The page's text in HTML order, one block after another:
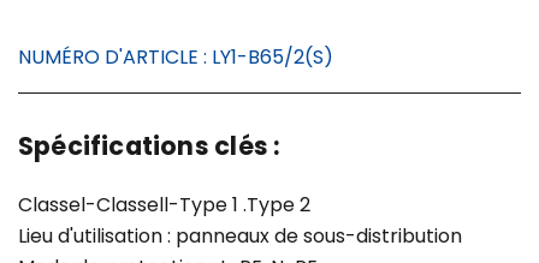
NUMÉRO D'ARTICLE : LY1-B65/2(S)
Spécifications clés :
Classel-Classell-Type 1 .Type 2
Lieu d'utilisation : panneaux de sous-distribution